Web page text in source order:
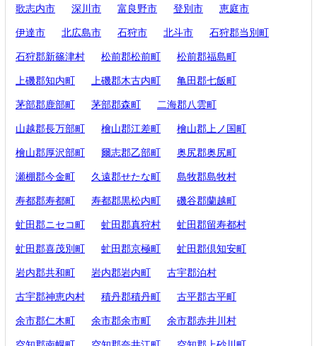
歌志内市 深川市 富良野市 登別市 恵庭市
伊達市 北広島市 石狩市 北斗市 石狩郡当別町
石狩郡新篠津村 松前郡松前町 松前郡福島町
上磯郡知内町 上磯郡木古内町 亀田郡七飯町
茅部郡鹿部町 茅部郡森町 二海郡八雲町
山越郡長万部町 檜山郡江差町 檜山郡上ノ国町
檜山郡厚沢部町 爾志郡乙部町 奥尻郡奥尻町
瀬棚郡今金町 久遠郡せたな町 島牧郡島牧村
寿都郡寿都町 寿都郡黒松内町 磯谷郡蘭越町
虻田郡ニセコ町 虻田郡真狩村 虻田郡留寿都村
虻田郡喜茂別町 虻田郡京極町 虻田郡倶知安町
岩内郡共和町 岩内郡岩内町 古宇郡泊村
古宇郡神恵内村 積丹郡積丹町 古平郡古平町
余市郡仁木町 余市郡余市町 余市郡赤井川村